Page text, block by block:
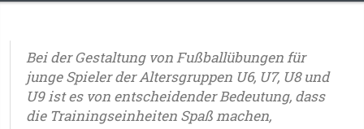
Bei der Gestaltung von Fußballübungen für
junge Spieler der Altersgruppen U6, U7, U8 und
U9 ist es von entscheidender Bedeutung, dass
die Trainingseinheiten Spaß machen,